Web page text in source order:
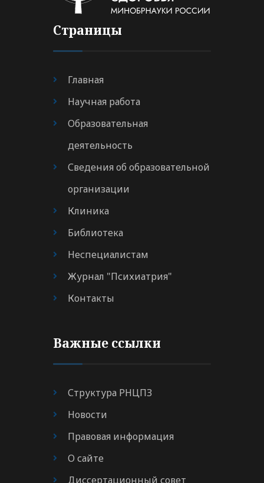
Страницы
Главная
Научная работа
Образовательная
деятельность
Сведения об образовательной
организации
Клиника
Библиотека
Неспециалистам
Журнал "Психиатрия"
Контакты
Важные ссылки
Структура РНЦПЗ
Новости
Правовая информация
О сайте
Диссертационный совет